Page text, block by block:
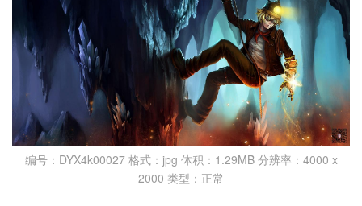
编号：DYX4k00027 格式：jpg 体积：1.29MB 分辨率：4000 x
2000 类型：正常